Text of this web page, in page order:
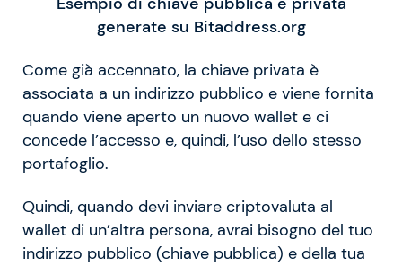
generate su Bitaddress.org
Come già accennato, la chiave privata è
associata a un indirizzo pubblico e viene fornita
quando viene aperto un nuovo wallet e ci
concede l’accesso e, quindi, l’uso dello stesso
portafoglio.
Quindi, quando devi inviare criptovaluta al
wallet di un’altra persona, avrai bisogno del tuo
indirizzo pubblico (chiave pubblica) e della tua